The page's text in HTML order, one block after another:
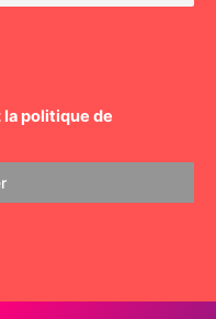
politique de